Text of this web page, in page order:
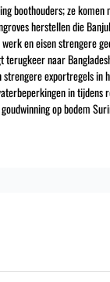
boothouders; ze komen
herstellen die
en eisen strengere
terugkeer naar
exportregels in
in tijdens
op bodem